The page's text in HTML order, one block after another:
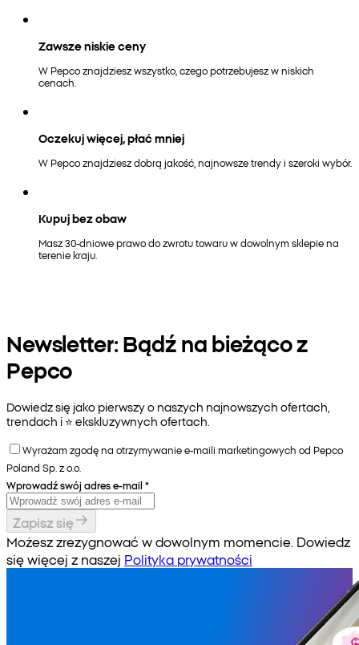
Zawsze niskie ceny
W Pepco znajdziesz wszystko, czego potrzebujesz w niskich
cenach.
Oczekuj więcej, płać mniej
W Pepco znajdziesz dobrą jakość, najnowsze trendy i szeroki wybór.
Kupuj bez obaw
Masz 30-dniowe prawo do zwrotu towaru w dowolnym sklepie na
terenie kraju.
Newsletter: Bądź na bieżąco z
Pepco
Dowiedz się jako pierwszy o naszych najnowszych ofertach,
trendach i ⭐️ ekskluzywnych ofertach.
Wyrażam zgodę na otrzymywanie e-maili marketingowych od Pepco
Poland Sp. z o.o.
Wprowadź swój adres e-mail *
Zapisz się
Możesz zrezygnować w dowolnym momencie. Dowiedz
się więcej z naszej Polityka prywatności